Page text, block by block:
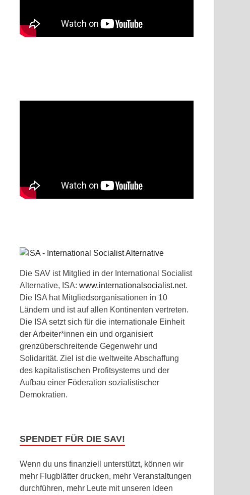
Die SAV ist Mitglied in der International Socialist
Alternative, ISA:www.internationalsocialist.net.
Die ISA hat Mitgliedsorganisationen in 10
Ländern und ist auf allen Kontinenten vertreten.
Die ISA setzt sich für die internationale Einheit
der Arbeiter*innen ein und organisiert
grenzüberschreitende Gegenwehr und
Solidarität. Ziel ist die weltweite Abschaffung
des kapitalistischen Profitsystems und der
Aufbau einer Föderation sozialistischer
Demokratien.
SPENDET FÜR DIE SAV!
Wenn du uns finanziell unterstützt, können wir
mehr Flugblätter drucken, mehr Veranstaltungen
durchführen, mehr Leute mit unseren Ideen